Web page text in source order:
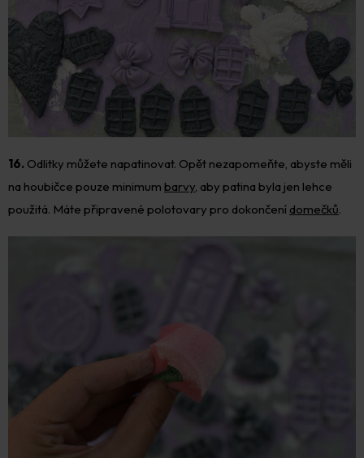
16. Odlitky můžete napatinovat. Opět nezapomeňte, abyste měli
na houbičce pouze minimum barvy, aby patina byla jen lehce
použitá. Máte připravené polotovary pro dokončení domečků.